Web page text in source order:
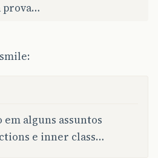
prova…
alguns assuntos
e inner class…